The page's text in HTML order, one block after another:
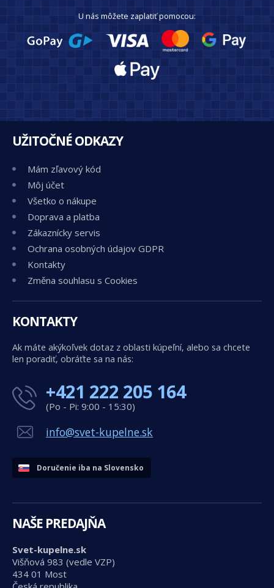
U nás môžete zaplatiť pomocou:
UŽITOČNÉ ODKAZY
Mám zľavový kód
Môj účet
Všetko o nákupe
Doprava a platba
Zákaznícky servis
Ochrana osobných údajov GDPR
Kontakty
Změna souhlasu s Cookies
KONTAKTY
Ak máte akýkoľvek dotaz z oblasti kúpeľní, alebo sa chcete
len poradiť, obráťte sa na nás:
+421 222 205 164
(Po - Pi: 9:00 - 15:30)
info@svet-kupelne.sk
Doručenie iba na Slovensko
NAŠE PREDAJŇA
Svet-kupelne.sk
Višňová 983 (vedle VZP)
434 01 Most